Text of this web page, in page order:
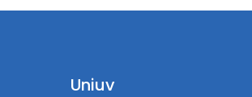
Uniuv